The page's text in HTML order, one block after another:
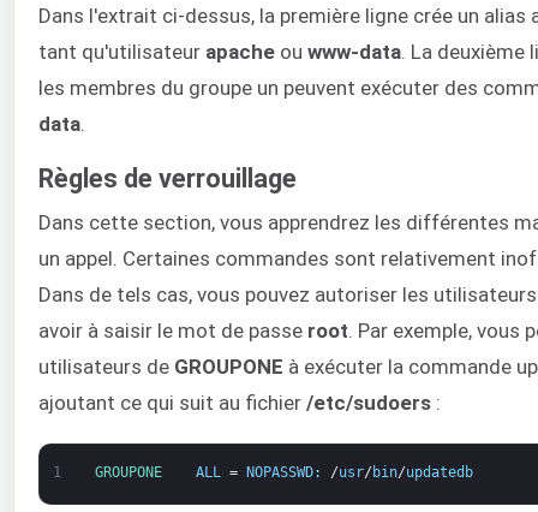
Dans l'extrait ci-dessus, la première ligne crée un alias
tant qu'utilisateur apache ou www-data . La
les membres du groupe un peuvent exécuter des
data
Règles de verrouillage
Dans cette section, vous apprendrez les différentes
un appel. Certaines commandes sont relativement
Dans de tels cas, vous pouvez autoriser les
avoir à saisir le mot de passe root. Par exemple, vous
utilisateurs de GROUPONE à exécuter la commande
ajoutant ce qui suit au fichier /etc/sudoers :
1 GROUPONE ALL = NOPASSWD: /usr/ bin/updatedb